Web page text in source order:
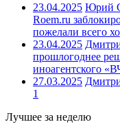
23.04.2025 Юрий
Roem.ru
пожелали всего
23.04.2025
прошлогоднее
иноагентского
27.03.2025
1
Лучшее за неделю